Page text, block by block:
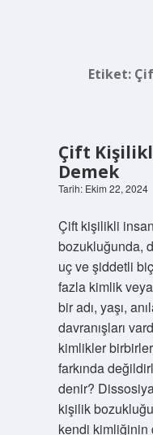
Etiket:
Çift
Demek
Tarih: Ekim 22, 2024
Çift kişilikli
bozukluğunda,
uç ve şiddetli
fazla kimlik
bir adı, yaşı,
davranışları
kimlikler
farkında
denir?
kişilik
kendi kimliğinin